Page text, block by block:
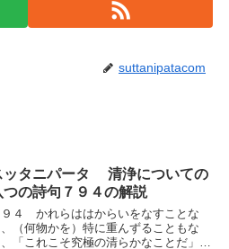
suttanipatacom
ッタニパータ 清浄についての
つの詩句７９４の解説
９４ かれらははからいをなすことな
、（何物かを）特に重んずることもな
、「これこそ究極の清らかなことだ」と